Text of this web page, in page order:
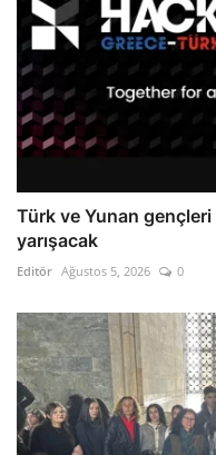
Türk ve Yunan
yarışacak
Editör Ağustos 5, 2026 0